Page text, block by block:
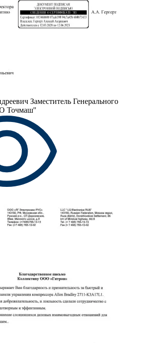
Заместитель Генерального
Точмаш"